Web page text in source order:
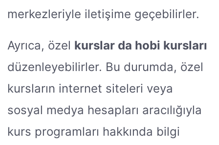
merkezleriyle iletişime geçebilirler.
Ayrıca, özel kurslar da hobi kursları
düzenleyebilirler. Bu durumda, özel
kursların internet siteleri veya
sosyal medya hesapları aracılığıyla
kurs programları hakkında bilgi